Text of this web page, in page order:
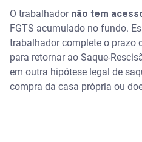
O trabalhador não tem
FGTS acumulado no fundo.
trabalhador complete o prazo
para retornar ao Saque-
em outra hipótese legal de
compra da casa própria ou